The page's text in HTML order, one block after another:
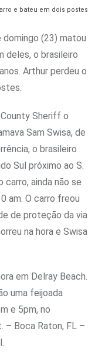
e bateu em dois postes
(23) matou
deles, o brasileiro
Arthur perdeu o
Sheriff o
Sam Swisa, de
o brasileiro
Sul próximo ao S.
ainda não se
am. O carro freou
de proteção da via
na hora e Swisa
em Delray Beach.
uma feijoada
e 5pm, no
– Boca Raton, FL –